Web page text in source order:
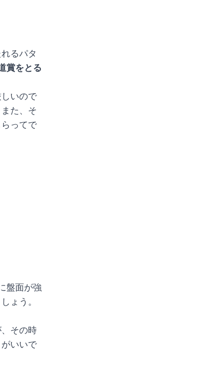
るパタ
賞をとる
いので
た、そ
ってで
盤面が強
ょう。
その時
いいで